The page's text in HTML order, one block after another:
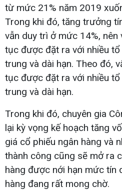
từ mức 21% năm 2019
Trong khi đó, tăng trưởng
vẫn duy trì ở mức 14%, nên
tục được đặt ra với nhiều
trung và dài hạn. Theo đó,
tục được đặt ra với nhiều
trung và dài hạn.
Trong khi đó, chuyên gia
lại kỳ vọng kế hoạch tăng
giá cổ phiếu ngân hàng và
thành công cũng sẽ mở ra
hàng được nới hạn mức tín
hàng đang rất mong chờ.